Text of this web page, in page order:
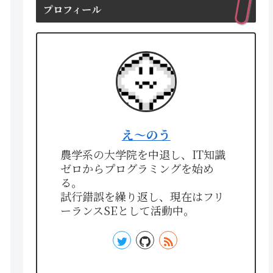
プロフィール
え〜のう
農学系の大学院を中退し、IT知識
ゼロからプログラミングを始め
る。
試行錯誤を繰り返し、現在はフリ
ーランスSEとして活動中。